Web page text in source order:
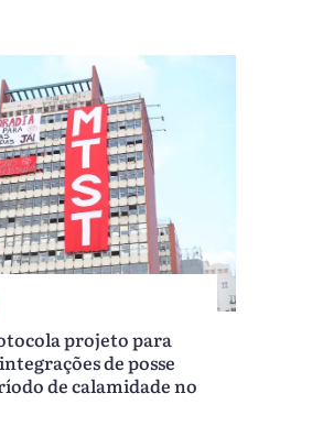
projeto para
de posse
de calamidade no